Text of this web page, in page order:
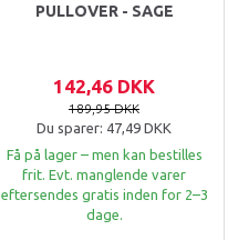
PULLOVER - SAGE
142,46 DKK
189,95 DKK
Du sparer: 47,49 DKK
Få på lager – men kan bestilles
frit. Evt. manglende varer
eftersendes gratis inden for 2–3
dage.